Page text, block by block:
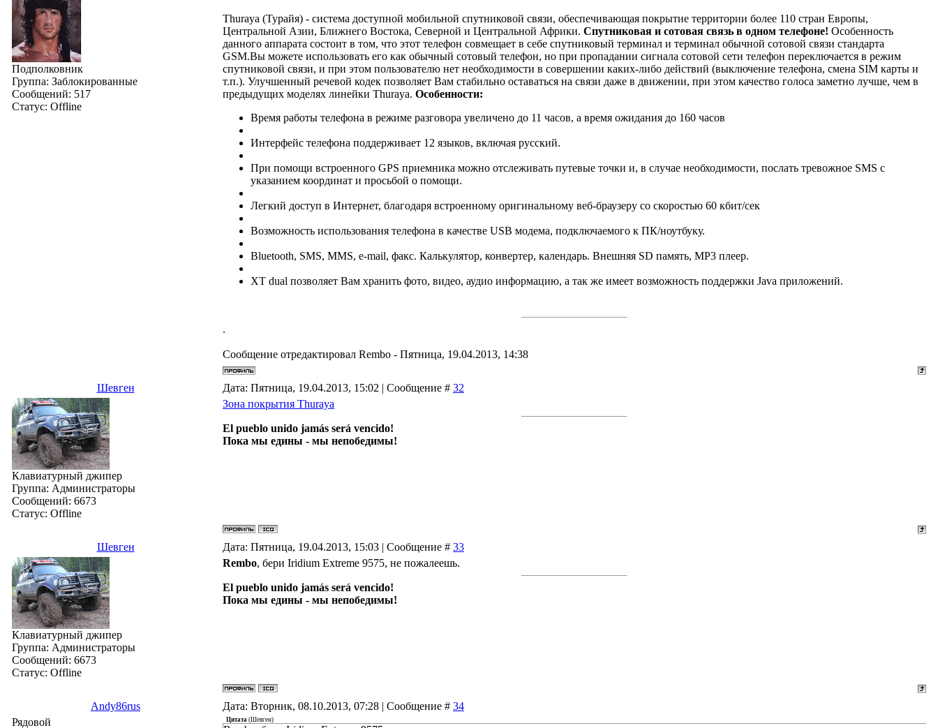
Подполковник
Группа: Заблокированные
Сообщений: 517
Статус: Offline
Thuraya (Турайя) - система доступной мобильной спутниковой связи, обеспечивающая покрытие территории более 110 стран Европы,
Центральной Азии, Ближнего Востока, Северной и Центральной Африки. Спутниковая и сотовая связь в одном телефоне! Особенность
данного аппарата состоит в том, что этот телефон совмещает в себе спутниковый терминал и терминал обычной сотовой связи стандарта
GSM.Вы можете использовать его как обычный сотовый телефон, но при пропадании сигнала сотовой сети телефон переключается в режим
спутниковой связи, и при этом пользователю нет необходимости в совершении каких-либо действий (выключение телефона, смена SIM карты и
т.п.). Улучшенный речевой кодек позволяет Вам стабильно оставаться на связи даже в движении, при этом качество голоса заметно лучше, чем в
предыдущих моделях линейки Thuraya. Особенности:
Время работы телефона в режиме разговора увеличено до 11 часов, а время ожидания до 160 часов
Интерфейс телефона поддерживает 12 языков, включая русский.
При помощи встроенного GPS приемника можно отслеживать путевые точки и, в случае необходимости, послать тревожное SMS с
указанием координат и просьбой о помощи.
Легкий доступ в Интернет, благодаря встроенному оригинальному веб-браузеру со скоростью 60 кбит/сек
Возможность использования телефона в качестве USB модема, подключаемого к ПК/ноутбуку.
Bluetooth, SMS, MMS, e-mail, факс. Калькулятор, конвертер, календарь. Внешняя SD память, MP3 плеер.
XT dual позволяет Вам хранить фото, видео, аудио информацию, а так же имеет возможность поддержки Java приложений.
.
Сообщение отредактировал Rembo - Пятница, 19.04.2013, 14:38
Шевген Дата: Пятница, 19.04.2013, 15:02 | Сообщение # 32
Клавиатурный джипер
Группа: Администраторы
Сообщений: 6673
Статус: Offline
Зона покрытия Thuraya
El pueblo unido jamás será vencido!
Пока мы едины - мы непобедимы!
Шевген Дата: Пятница, 19.04.2013, 15:03 | Сообщение # 33
Клавиатурный джипер
Группа: Администраторы
Сообщений: 6673
Статус: Offline
Rembo, бери Iridium Extreme 9575, не пожалеешь.
El pueblo unido jamás será vencido!
Пока мы едины - мы непобедимы!
Andy86rus Дата: Вторник, 08.10.2013, 07:28 | Сообщение # 34
Рядовой
Цитата (Шевген)